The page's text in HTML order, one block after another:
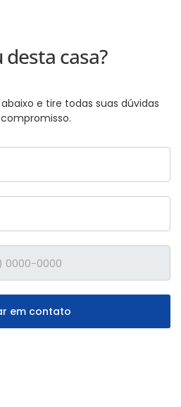
casa?
e tire todas suas dúvidas
em contato